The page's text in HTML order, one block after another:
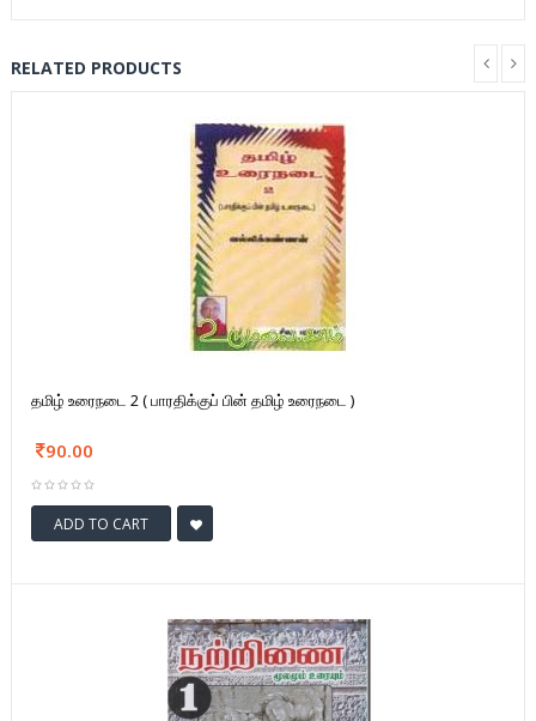
RELATED PRODUCTS
தமிழ் உரைநடை 2 ( பாரதிக்குப் பின் தமிழ் உரைநடை )
90.00
ADD TO CART